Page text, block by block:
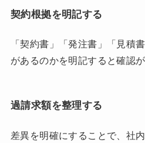
契約根拠を明記する
「契約書」「発注書」「見積
があるのかを明記すると確認
過請求額を整理する
差異を明確にすることで、社